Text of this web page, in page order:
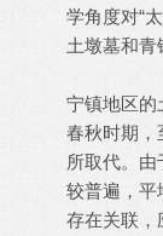
学角度对“
土墩墓和青
宁镇地区的
春秋时期，
所取代。
较普遍，平
存在关联，